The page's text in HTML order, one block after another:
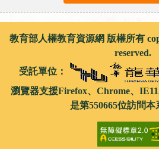
教育部人權教育資源網 版權所有
reserved.
受託單位：
瀏覽器支援Firefox、Chrome、
是第550665位訪問本